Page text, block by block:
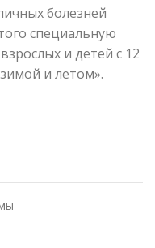
болезней
специальную
и детей с 12
и летом».